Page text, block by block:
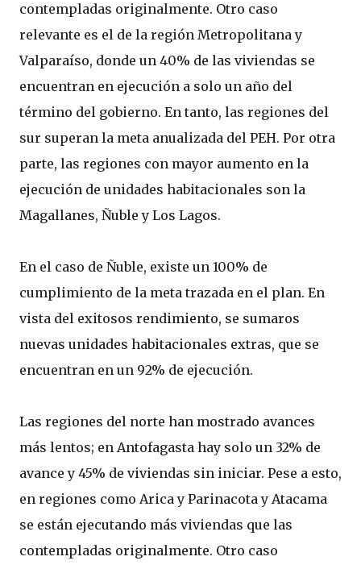
contempladas originalmente. Otro caso
relevante es el de la región Metropolitana y
Valparaíso, donde un 40% de las viviendas se
encuentran en ejecución a solo un año del
término del gobierno. En tanto, las regiones del
sur superan la meta anualizada del PEH. Por otra
parte, las regiones con mayor aumento en la
ejecución de unidades habitacionales son la
Magallanes, Ñuble y Los Lagos.
En el caso de Ñuble, existe un 100% de
cumplimiento de la meta trazada en el plan. En
vista del exitosos rendimiento, se sumaros
nuevas unidades habitacionales extras, que se
encuentran en un 92% de ejecución.
Las regiones del norte han mostrado avances
más lentos; en Antofagasta hay solo un 32% de
avance y 45% de viviendas sin iniciar. Pese a esto,
en regiones como Arica y Parinacota y Atacama
se están ejecutando más viviendas que las
contempladas originalmente. Otro caso